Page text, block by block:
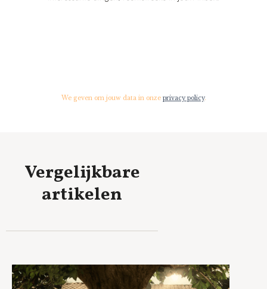
We geven om jouw data in onze privacy policy.
Vergelijkbare
artikelen